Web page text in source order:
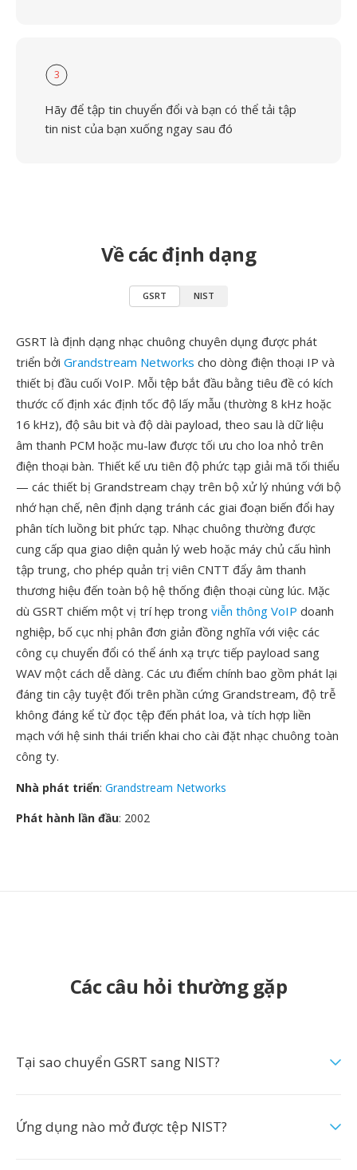
3
Hãy để tập tin chuyển đổi và bạn có thể tải tập
tin nist của bạn xuống ngay sau đó
Về các định dạng
GSRT NIST
GSRT là định dạng nhạc chuông chuyên dụng được phát
triển bởi Grandstream Networks cho dòng điện thoại IP và
thiết bị đầu cuối VoIP. Mỗi tệp bắt đầu bằng tiêu đề có kích
thước cố định xác định tốc độ lấy mẫu (thường 8 kHz hoặc
16 kHz), độ sâu bit và độ dài payload, theo sau là dữ liệu
âm thanh PCM hoặc mu-law được tối ưu cho loa nhỏ trên
điện thoại bàn. Thiết kế ưu tiên độ phức tạp giải mã tối thiểu
— các thiết bị Grandstream chạy trên bộ xử lý nhúng với bộ
nhớ hạn chế, nên định dạng tránh các giai đoạn biến đổi hay
phân tích luồng bit phức tạp. Nhạc chuông thường được
cung cấp qua giao diện quản lý web hoặc máy chủ cấu hình
tập trung, cho phép quản trị viên CNTT đẩy âm thanh
thương hiệu đến toàn bộ hệ thống điện thoại cùng lúc. Mặc
dù GSRT chiếm một vị trí hẹp trong viễn thông VoIP doanh
nghiệp, bố cục nhị phân đơn giản đồng nghĩa với việc các
công cụ chuyển đổi có thể ánh xạ trực tiếp payload sang
WAV một cách dễ dàng. Các ưu điểm chính bao gồm phát lại
đáng tin cậy tuyệt đối trên phần cứng Grandstream, độ trễ
không đáng kể từ đọc tệp đến phát loa, và tích hợp liền
mạch với hệ sinh thái triển khai cho cài đặt nhạc chuông toàn
công ty.
Nhà phát triển: Grandstream Networks
Phát hành lần đầu: 2002
Các câu hỏi thường gặp
Tại sao chuyển GSRT sang NIST?
Ứng dụng nào mở được tệp NIST?